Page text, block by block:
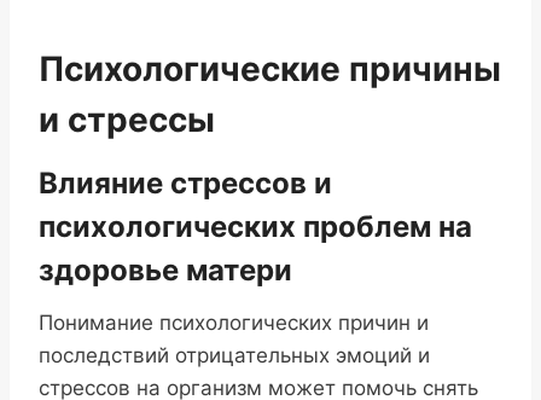
Психологические причины
и стрессы
Влияние стрессов и
психологических проблем на
здоровье матери
Понимание психологических причин и
последствий отрицательных эмоций и
стрессов на организм может помочь снять